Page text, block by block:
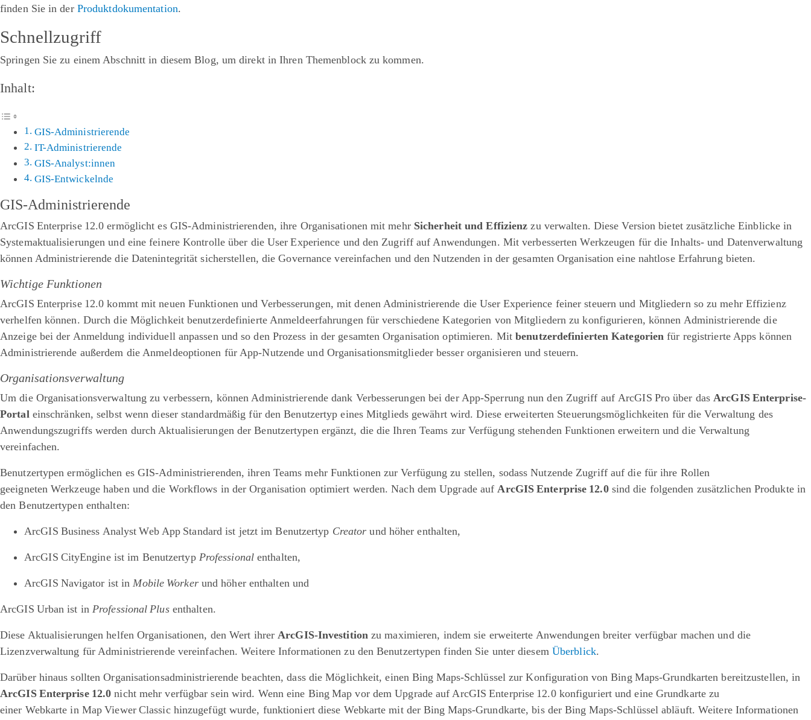
finden Sie in der Produktdokumentation.
Schnellzugriff
Springen Sie zu einem Abschnitt in diesem Blog, um direkt in Ihren Themenblock zu kommen.
Inhalt:
GIS-Administrierende
IT-Administrierende
GIS-Analyst:innen
GIS-Entwickelnde
GIS-Administrierende
ArcGIS Enterprise 12.0 ermöglicht es GIS-Administrierenden, ihre Organisationen mit mehr Sicherheit und Effizienz zu verwalten. Diese Version bietet zusätzliche Einblicke in
Systemaktualisierungen und eine feinere Kontrolle über die User Experience und den Zugriff auf Anwendungen. Mit verbesserten Werkzeugen für die Inhalts- und Datenverwaltung
können Administrierende die Datenintegrität sicherstellen, die Governance vereinfachen und den Nutzenden in der gesamten Organisation eine nahtlose Erfahrung bieten.
Wichtige Funktionen
ArcGIS Enterprise 12.0 kommt mit neuen Funktionen und Verbesserungen, mit denen Administrierende die User Experience feiner steuern und Mitgliedern so zu mehr Effizienz
verhelfen können. Durch die Möglichkeit benutzerdefinierte Anmeldeerfahrungen für verschiedene Kategorien von Mitgliedern zu konfigurieren, können Administrierende die
Anzeige bei der Anmeldung individuell anpassen und so den Prozess in der gesamten Organisation optimieren. Mitbenutzerdefinierten Kategorien für registrierte Apps können
Administrierende außerdem die Anmeldeoptionen für App-Nutzende und Organisationsmitglieder besser organisieren und steuern.
Organisationsverwaltung
Um die Organisationsverwaltung zu verbessern, können Administrierende dank Verbesserungen bei der App-Sperrung nun den Zugriff auf ArcGIS Pro über dasArcGIS Enterprise-
Portaleinschränken, selbst wenn dieser standardmäßig für den Benutzertyp eines Mitglieds gewährt wird. Diese erweiterten Steuerungsmöglichkeiten für die Verwaltung des
Anwendungszugriffs werden durch Aktualisierungen der Benutzertypen ergänzt, die die Ihren Teams zur Verfügung stehenden Funktionen erweitern und die Verwaltung
vereinfachen.
Benutzertypen ermöglichen es GIS-Administrierenden, ihren Teams mehr Funktionen zur Verfügung zu stellen, sodass Nutzende Zugriff auf die für ihre Rollen
geeigneten Werkzeuge haben und die Workflows in der Organisation optimiert werden. Nach dem Upgrade aufArcGIS Enterprise 12.0sind die folgenden zusätzlichen Produkte in
den Benutzertypen enthalten:
ArcGIS Business Analyst Web App Standard ist jetzt im Benutzertyp Creator und höher enthalten,
ArcGIS CityEngine ist im Benutzertyp Professionalenthalten,
ArcGIS Navigator ist inMobile Workerund höher enthalten und
ArcGIS Urban ist in Professional Plusenthalten.
Diese Aktualisierungen helfen Organisationen, den Wert ihrerArcGIS-Investitionzu maximieren, indem sie erweiterte Anwendungen breiter verfügbar machen und die
Lizenzverwaltung für Administrierende vereinfachen. Weitere Informationen zu den Benutzertypen finden Sie unter diesem Überblick.
Darüber hinaus sollten Organisationsadministrierende beachten, dass die Möglichkeit, einen Bing Maps-Schlüssel zur Konfiguration von Bing Maps-Grundkarten bereitzustellen, in
ArcGIS Enterprise 12.0 nicht mehr verfügbar sein wird. Wenn eine Bing Map vor dem Upgrade auf ArcGIS Enterprise 12.0 konfiguriert und eine Grundkarte zu
einer Webkarte in Map Viewer Classic hinzugefügt wurde, funktioniert diese Webkarte mit der Bing Maps-Grundkarte, bis der Bing Maps-Schlüssel abläuft. Weitere Informationen